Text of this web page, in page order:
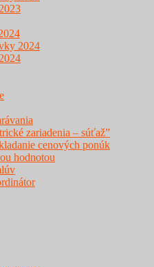
2024
zariadenia – súťaž”
cenových ponúk
hodnotou